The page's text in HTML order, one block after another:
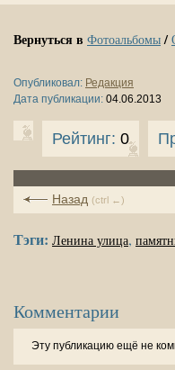
Вернуться в Фотоальбомы/
Опубликовал: Редакция
Дата публикации: 04.06.2013
Рейтинг: 0
Назад (ctrl ←)
Тэги: Ленина улица,
Комментарии
Эту публикацию ещё не